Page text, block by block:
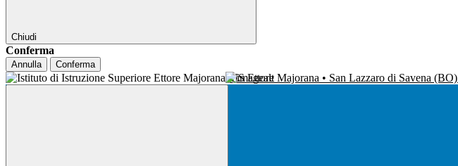
Chiudi
Conferma
Annulla Conferma
IIS Ettore Majorana • San Lazzaro di Savena (BO)